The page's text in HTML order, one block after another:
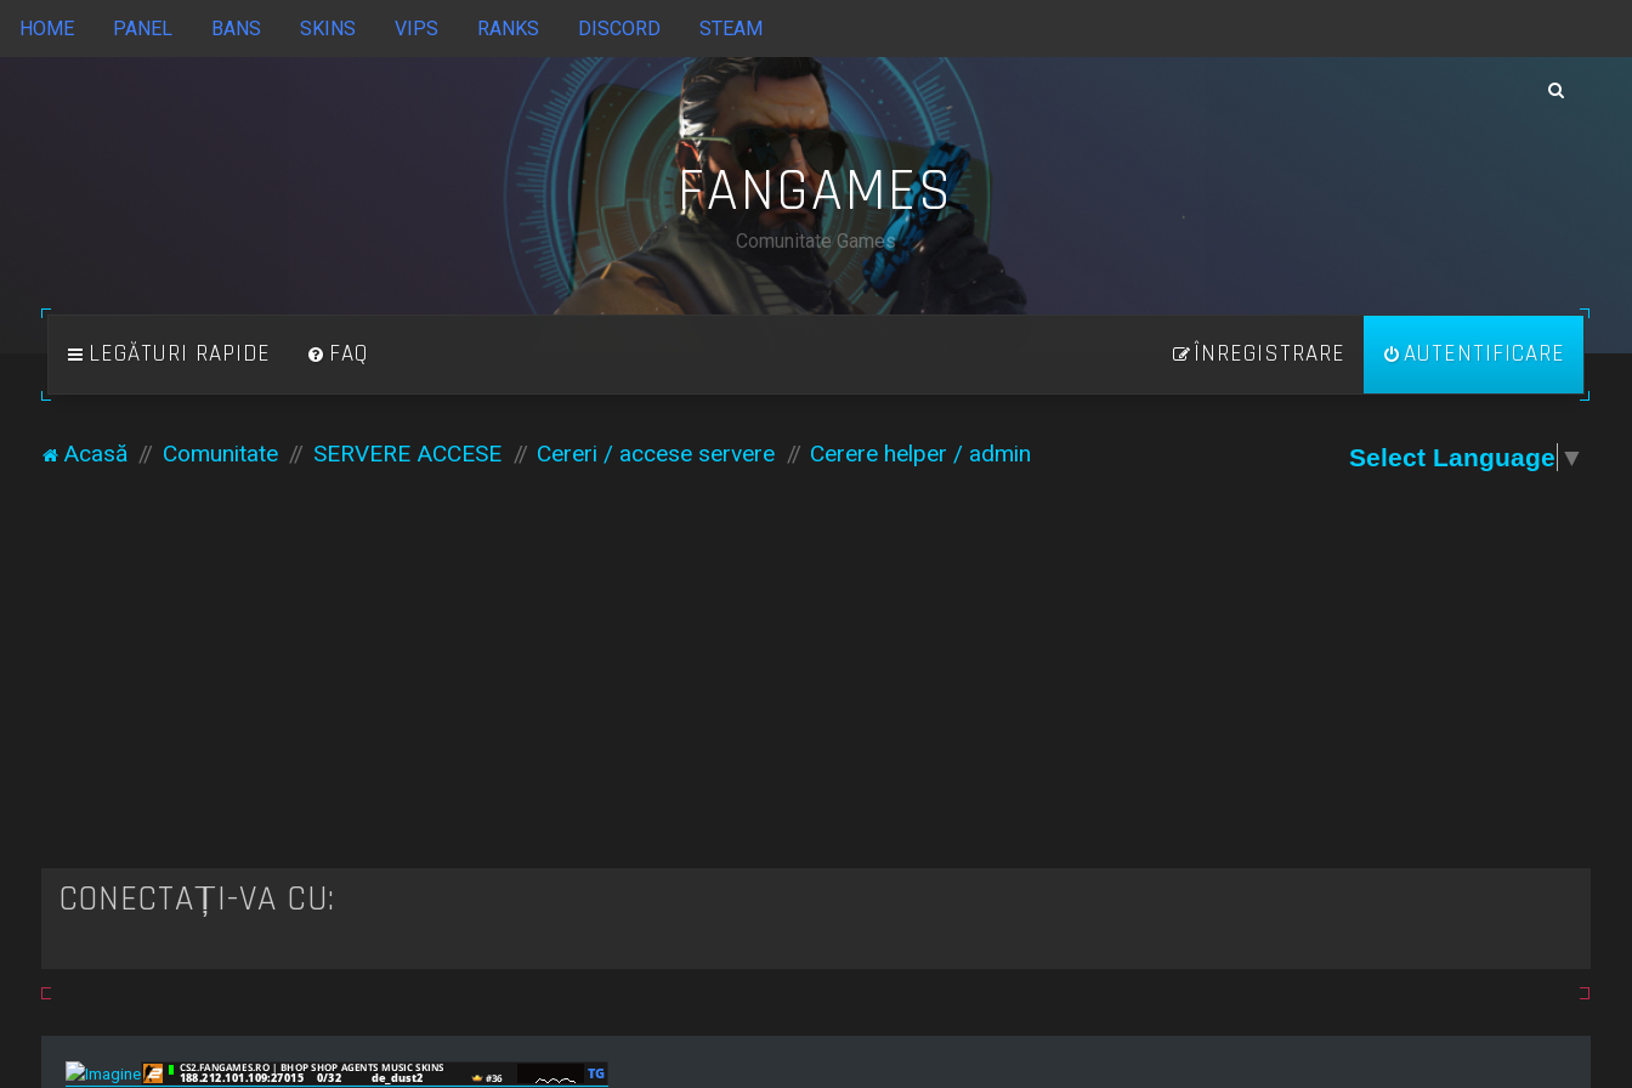
HOME PANEL BANS SKINS VIPS RANKS DISCORD STEAM
FANGAMES
Comunitate Games
LEGĂTURI RAPIDE FAQ AUTENTIFICARE
ÎNREGISTRARE
Acasă Comunitate SERVERE ACCESE Cereri / accese servere Cerere helper / admin Select Language ▼
CONECTAȚI-VĂ CU: